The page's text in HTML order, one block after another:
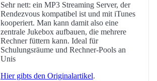
Sehr nett: ein MP3 Streaming Server, der
Rendezvous kompatibel ist und mit iTunes
kooperiert. Man kann damit also eine
zentrale Jukebox aufbauen, die mehrere
Rechner füttern kann. Ideal für
Schulungsräume und Rechner-Pools an
Unis
Hier gibts den Originalartikel.